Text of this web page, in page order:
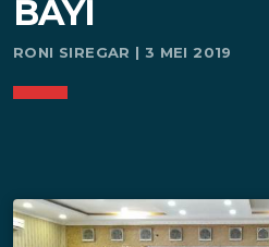
BAYI
RONI SIREGAR | 3 MEI 2019